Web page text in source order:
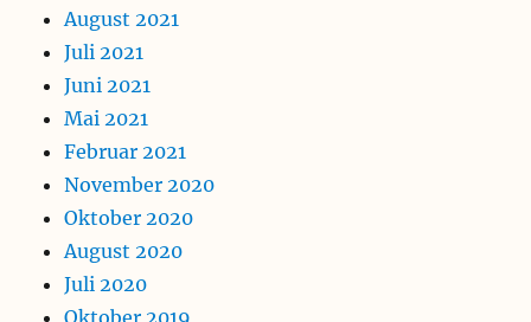
August 2021
Juli 2021
Juni 2021
Mai 2021
Februar 2021
November 2020
Oktober 2020
August 2020
Juli 2020